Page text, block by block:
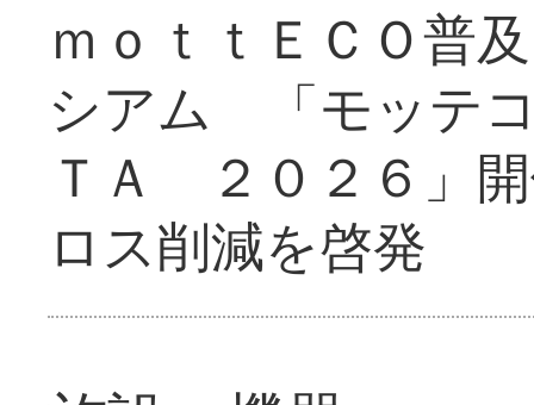
ｍｏｔｔＥＣＯ普
シアム 「モッテ
ＴＡ ２０２６」
ロス削減を啓発